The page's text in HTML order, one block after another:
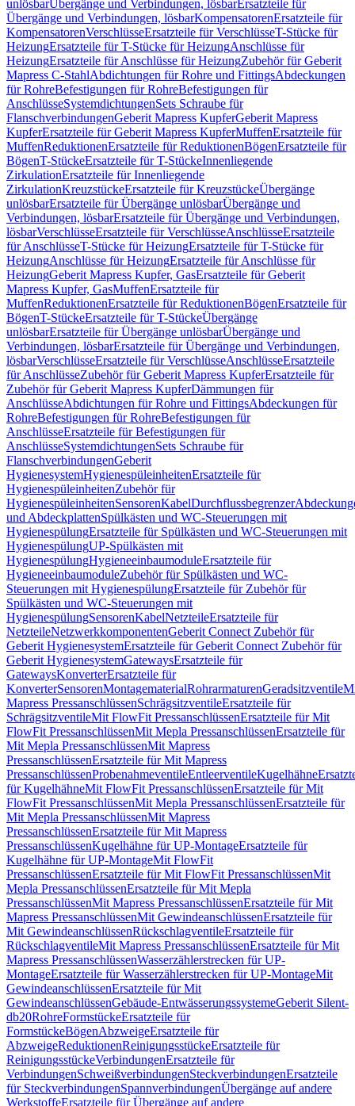
unlösbarÜbergänge und Verbindungen, lösbarErsatzteile für
Übergänge und Verbindungen, lösbarKompensatorenErsatzteile für
KompensatorenVerschlüsseErsatzteile für VerschlüsseT-Stücke für
HeizungErsatzteile für T-Stücke für HeizungAnschlüsse für
HeizungErsatzteile für Anschlüsse für HeizungZubehör für Geberit
Mapress C-StahlAbdichtungen für Rohre und FittingsAbdeckungen
für RohreBefestigungen für RohreBefestigungen für
AnschlüsseSystemdichtungenSets Schraube für
FlanschverbindungenGeberit Mapress KupferGeberit Mapress
KupferErsatzteile für Geberit Mapress KupferMuffenErsatzteile für
MuffenReduktionenErsatzteile für ReduktionenBögenErsatzteile für
BögenT-StückeErsatzteile für T-StückeInnenliegende
ZirkulationErsatzteile für Innenliegende
ZirkulationKreuzstückeErsatzteile für KreuzstückeÜbergänge
unlösbarErsatzteile für Übergänge unlösbarÜbergänge und
Verbindungen, lösbarErsatzteile für Übergänge und Verbindungen,
lösbarVerschlüsseErsatzteile für VerschlüsseAnschlüsseErsatzteile
für AnschlüsseT-Stücke für HeizungErsatzteile für T-Stücke für
HeizungAnschlüsse für HeizungErsatzteile für Anschlüsse für
HeizungGeberit Mapress Kupfer, GasErsatzteile für Geberit
Mapress Kupfer, GasMuffenErsatzteile für
MuffenReduktionenErsatzteile für ReduktionenBögenErsatzteile für
BögenT-StückeErsatzteile für T-StückeÜbergänge
unlösbarErsatzteile für Übergänge unlösbarÜbergänge und
Verbindungen, lösbarErsatzteile für Übergänge und Verbindungen,
lösbarVerschlüsseErsatzteile für VerschlüsseAnschlüsseErsatzteile
für AnschlüsseZubehör für Geberit Mapress KupferErsatzteile für
Zubehör für Geberit Mapress KupferDämmungen für
AnschlüsseAbdichtungen für Rohre und FittingsAbdeckungen für
RohreBefestigungen für RohreBefestigungen für
AnschlüsseErsatzteile für Befestigungen für
AnschlüsseSystemdichtungenSets Schraube für
FlanschverbindungenGeberit
HygienesystemHygienespüleinheitenErsatzteile für
HygienespüleinheitenZubehör für
HygienespüleinheitenSensorenKabelDurchflussbegrenzer
und AbdeckplattenSpülkästen und WC-Steuerungen mit
HygienespülungErsatzteile für Spülkästen und WC-Steuerungen mit
HygienespülungUP-Spülkästen mit
HygienespülungHygieneeinbaumoduleErsatzteile für
HygieneeinbaumoduleZubehör für Spülkästen und WC-
Steuerungen mit HygienespülungErsatzteile für Zubehör für
Spülkästen und WC-Steuerungen mit
HygienespülungSensorenKabelNetzteileErsatzteile für
NetzteileNetzwerkkomponentenGeberit Connect Zubehör für
Geberit HygienesystemErsatzteile für Geberit Connect Zubehör für
Geberit HygienesystemGatewaysErsatzteile für
GatewaysKonverterErsatzteile für
KonverterSensorenMontagematerialRohrarmaturenGeradsitzventile
Mapress PressanschlüssenSchrägsitzventileErsatzteile für
SchrägsitzventileMit FlowFit PressanschlüssenErsatzteile für Mit
FlowFit PressanschlüssenMit Mepla PressanschlüssenErsatzteile für
Mit Mepla PressanschlüssenMit Mapress
PressanschlüssenErsatzteile für Mit Mapress
PressanschlüssenProbenahmeventileEntleerventileKugelhähne
für KugelhähneMit FlowFit PressanschlüssenErsatzteile für Mit
FlowFit PressanschlüssenMit Mepla PressanschlüssenErsatzteile für
Mit Mepla PressanschlüssenMit Mapress
PressanschlüssenErsatzteile für Mit Mapress
PressanschlüssenKugelhähne für UP-MontageErsatzteile für
Kugelhähne für UP-MontageMit FlowFit
PressanschlüssenErsatzteile für Mit FlowFit PressanschlüssenMit
Mepla PressanschlüssenErsatzteile für Mit Mepla
PressanschlüssenMit Mapress PressanschlüssenErsatzteile für Mit
Mapress PressanschlüssenMit GewindeanschlüssenErsatzteile für
Mit GewindeanschlüssenRückschlagventileErsatzteile für
RückschlagventileMit Mapress PressanschlüssenErsatzteile für Mit
Mapress PressanschlüssenWasserzählerstrecken für UP-
MontageErsatzteile für Wasserzählerstrecken für UP-MontageMit
GewindeanschlüssenErsatzteile für Mit
GewindeanschlüssenGebäude-EntwässerungssystemeGeberit Silent-
db20RohreFormstückeErsatzteile für
FormstückeBögenAbzweigeErsatzteile für
AbzweigeReduktionenReinigungsstückeErsatzteile für
ReinigungsstückeVerbindungenErsatzteile für
VerbindungenSchweißverbindungenSteckverbindungenErsatzteile
für SteckverbindungenSpannverbindungenÜbergänge auf andere
WerkstoffeErsatzteile für Übergänge auf andere